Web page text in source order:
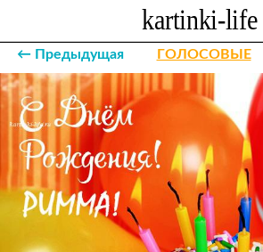
← Предыдущая ГОЛОСОВЫЕ